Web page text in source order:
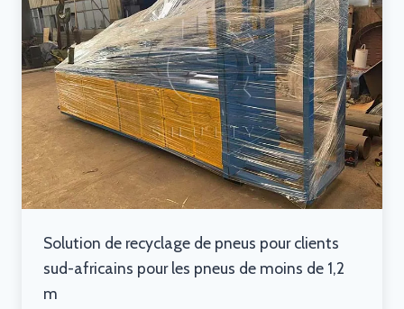
Solution de recyclage de pneus pour clients
sud-africains pour les pneus de moins de 1,2
m